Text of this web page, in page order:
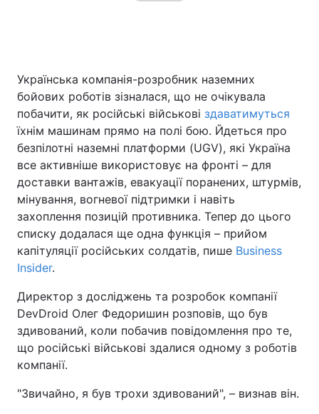
Українська компанія-розробник наземних
бойових роботів зізналася, що не очікувала
побачити, як російські військові здаватимуться
їхнім машинам прямо на полі бою. Йдеться про
безпілотні наземні платформи (UGV), які Україна
все активніше використовує на фронті – для
доставки вантажів, евакуації поранених, штурмів,
мінування, вогневої підтримки і навіть
захоплення позицій противника. Тепер до цього
списку додалася ще одна функція – прийом
капітуляції російських солдатів, пише Business
Insider.
Директор з досліджень та розробок компанії
DevDroid Олег Федоришин розповів, що був
здивований, коли побачив повідомлення про те,
що російські військові здалися одному з роботів
компанії.
"Звичайно, я був трохи здивований", – визнав він.